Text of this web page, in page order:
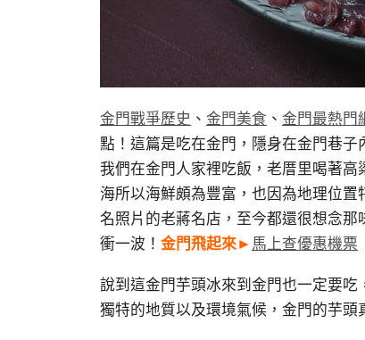
金門戰爭歷史 、 金門美食 、 金門最熱門
點！這篇是吃在金門，隱身在金門巷子
我們在金門人家裡吃飯，老厝里喝著高
海所以海鮮頗為豐富，也因為地理位
名照片的老蔣名店，至今都還很想念那
衝一波！ 金門飛起來► 馬上查優惠機票
說到這金門芋頭冰來到金門也一定要
獨特的地質以及環境氣候，金門的芋頭